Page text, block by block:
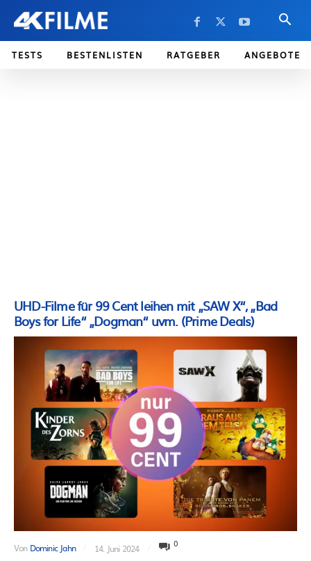
TESTS BESTENLISTEN RATGEBER ANGEBOTE
UHD-Filme für 99 Cent leihen mit „SAW X“, „Bad
Boys for Life“ „Dogman“ uvm. (Prime Deals)
Von Dominic Jahn 14. Juni 2024 0